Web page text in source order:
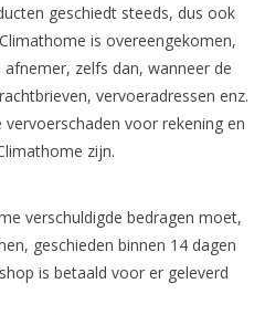
geschiedt steeds, dus ook
is overeengekomen,
zelfs dan, wanneer de
vervoeradressen enz.
voor rekening en
zijn.
verschuldigde bedragen moet,
geschieden binnen 14 dagen
is betaald voor er geleverd